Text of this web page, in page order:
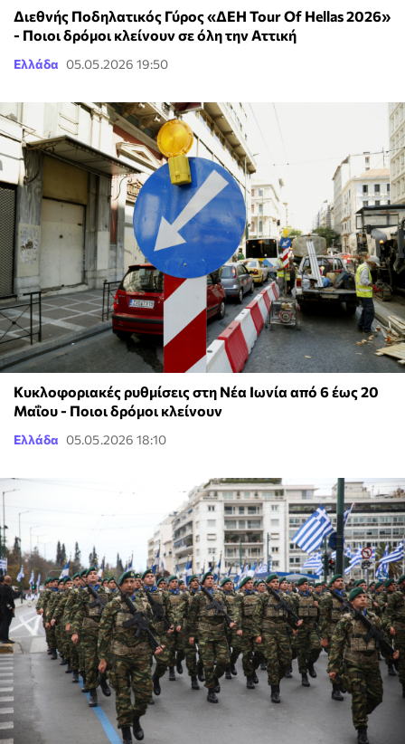
Διεθνής Ποδηλατικός Γύρος «ΔΕΗ Tour Of Hellas 2026»
- Ποιοι δρόμοι κλείνουν σε όλη την Αττική
Ελλάδα 05.05.2026 19:50
Κυκλοφοριακές ρυθμίσεις στη Νέα Ιωνία από 6 έως 20
Μαΐου - Ποιοι δρόμοι κλείνουν
Ελλάδα 05.05.2026 18:10